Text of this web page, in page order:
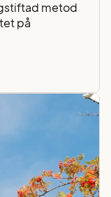
metod
på
fördelar